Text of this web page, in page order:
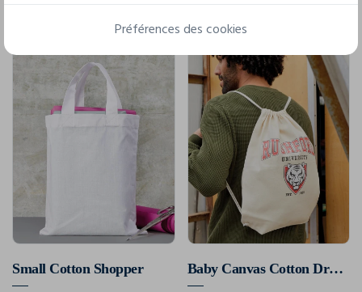
À partir de1,39 € TTC À partir de1,82 € TTC
Small Cotton Shopper Baby Canvas Cotton Drawstring Backpack
Préférences des cookies